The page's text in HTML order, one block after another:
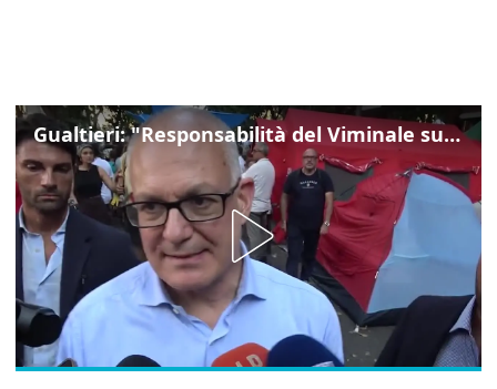
Gualtieri: "Responsabilità del Viminale su Spin Time? La posizione dei partiti è nota"